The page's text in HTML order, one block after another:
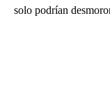
solo podrían